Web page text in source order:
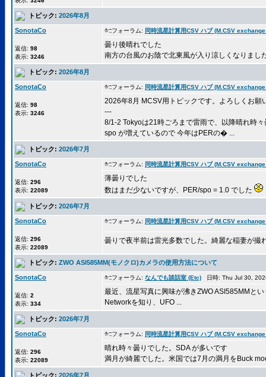
トピック: 2026年8月
SonotaCo
返信: 98
表示: 3246
フォーラム: 同時流星計算用CSV ハブ (M.CSV
曇り後晴れでした
南方の台風のお陰で北東風が入り涼しくなりまし
トピック: 2026年8月
SonotaCo
返信: 98
表示: 3246
フォーラム: 同時流星計算用CSV ハブ (M.CSV
2026年8月 MCSV用トピックです。よろしくお願
---
8/1-2 Tokyoは21時ごろまで雷雨で、以降晴れ時
spo が増えているので 今年はPERの� ...
トピック: 2026年7月
SonotaCo
返信: 296
表示: 22089
フォーラム: 同時流星計算用CSV ハブ (M.CSV
薄曇りでした
数はまだ少ないですが、PER/spo = 1.0 でした
トピック: 2026年7月
SonotaCo
返信: 296
表示: 22089
フォーラム: 同時流星計算用CSV ハブ (M.CSV
曇りで夜半前は雷光多数でした。綺麗な稲妻が撮
トピック: ZWO ASI585MM(モノクロ)カメラの使用方法について
SonotaCo
返信: 2
表示: 334
フォーラム: なんでも談話室 (Etc) 日時: Thu Jul 30,
最近、流星写真に興味が沸きZWO ASI585MMと
Networkを知り、UFO ...
トピック: 2026年7月
SonotaCo
返信: 296
表示: 22089
フォーラム: 同時流星計算用CSV ハブ (M.CSV
晴れ時々曇りでした。SDA が多いです
満月が綺麗でした。米国では7月の満月をBuck
トピック: 2026年7月